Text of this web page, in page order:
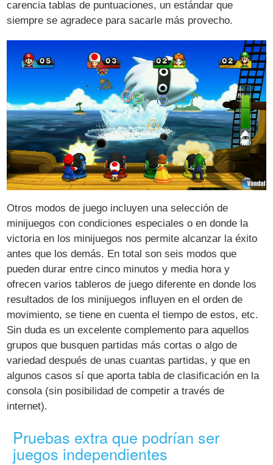
carencia tablas de puntuaciones, un estándar que
siempre se agradece para sacarle más provecho.
Otros modos de juego incluyen una selección de
minijuegos con condiciones especiales o en donde la
victoria en los minijuegos nos permite alcanzar la éxito
antes que los demás. En total son seis modos que
pueden durar entre cinco minutos y media hora y
ofrecen varios tableros de juego diferente en donde los
resultados de los minijuegos influyen en el orden de
movimiento, se tiene en cuenta el tiempo de estos, etc.
Sin duda es un excelente complemento para aquellos
grupos que busquen partidas más cortas o algo de
variedad después de unas cuantas partidas, y que en
algunos casos sí que aporta tabla de clasificación en la
consola (sin posibilidad de competir a través de
internet).
Pruebas extra que podrían ser
juegos independientes